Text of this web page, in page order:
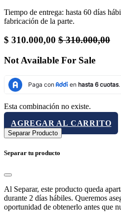
Tiempo de entrega: hasta 60 días
fabricación de la parte.
$ 310.000,00 $310.000,00
Not Available For Sale
Esta combinación no existe.
AGREGAR AL CARRITO
Separar Producto
Separar tu producto
Al Separar, este producto queda
durante 2 días hábiles. Queremos
oportunidad de obtenerlo antes que